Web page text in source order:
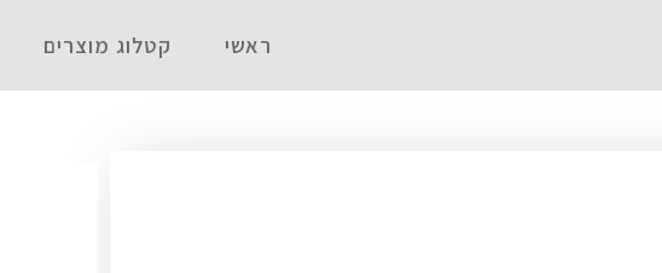
ראשי קטלוג מוצרים